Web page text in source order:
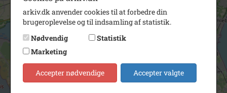
arkiv.dk anvender cookies til at forbedre din
brugeroplevelse og til indsamling af statistik.
Nødvendig
Statistik
Marketing
Accepter nødvendige Accepter valgte